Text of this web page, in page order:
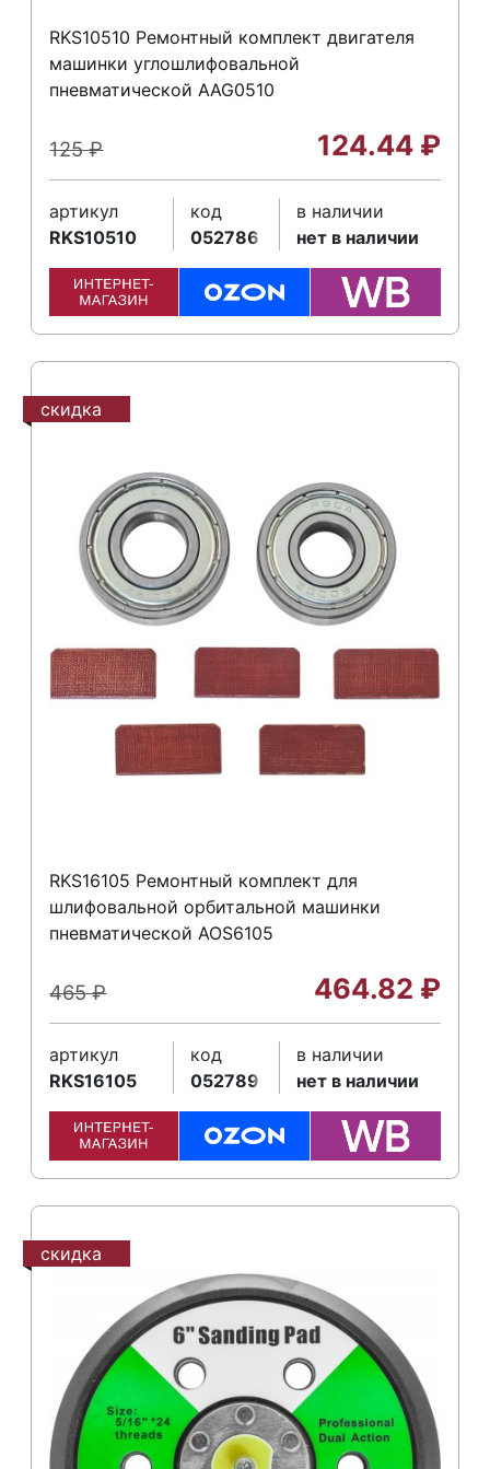
RKS10510 Ремонтный комплект двигателя
машинки углошлифовальной
пневматической AAG0510
125₽ 124.44 ₽
артикул
RKS10510
код
052786
в наличии
нет в наличии
скидка
RKS16105 Ремонтный комплект для
шлифовальной орбитальной машинки
пневматической AOS6105
465₽ 464.82 ₽
артикул
RKS16105
код
052789
в наличии
нет в наличии
скидка